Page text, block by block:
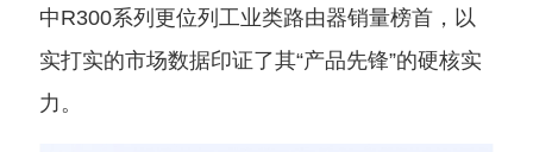
中R300系列更位列工业类路由器销量榜首，以
实打实的市场数据印证了其“产品先锋”的硬核实
力。